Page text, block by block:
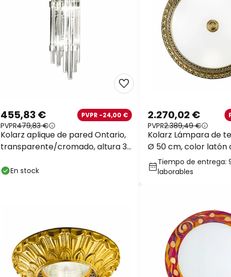
Kolarz aplique de pared Ontario,
transparente/cromado, altura 31
455,83 € PVPR -24,00 €
PVPR479,83 €
En stock
Kolarz Lámpara de
Ø 50 cm, color latón
2.270,02 €
PVPR2.389,49 €
Tiempo de entrega:
laborables